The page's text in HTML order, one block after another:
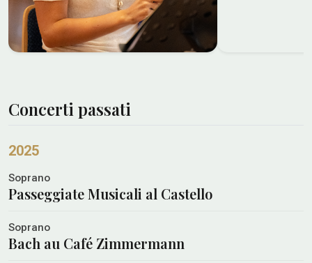
Concerti passati
2025
Passeggiate Musicali al Castello
Soprano
Bach au Café Zimmermann
Soprano